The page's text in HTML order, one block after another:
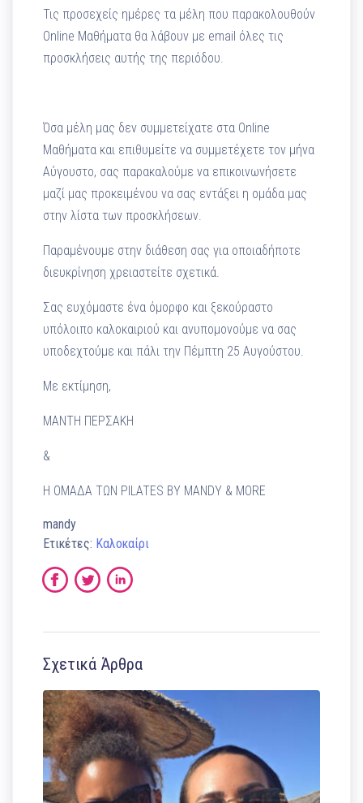
Τις προσεχείς ημέρες τα μέλη που παρακολουθούν
Online Μαθήματα θα λάβουν με email όλες τις
προσκλήσεις αυτής της περιόδου.
Όσα μέλη μας δεν συμμετείχατε στα Online
Μαθήματα και επιθυμείτε να συμμετέχετε τον μήνα
Αύγουστο, σας παρακαλούμε να επικοινωνήσετε
μαζί μας προκειμένου να σας εντάξει η ομάδα μας
στην λίστα των προσκλήσεων.
Παραμένουμε στην διάθεση σας για οποιαδήποτε
διευκρίνηση χρειαστείτε σχετικά.
Σας ευχόμαστε ένα όμορφο και ξεκούραστο
υπόλοιπο καλοκαιριού και ανυπομονούμε να σας
υποδεχτούμε και πάλι την Πέμπτη 25 Αυγούστου.
Με εκτίμηση,
ΜΑΝΤΗ ΠΕΡΣΑΚΗ
&
Η ΟΜΑΔΑ ΤΩΝ PILATES BY MANDY & MORE
mandy
Ετικέτες: Καλοκαίρι
Σχετικά Άρθρα